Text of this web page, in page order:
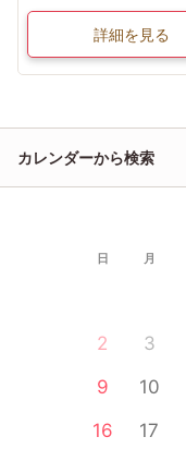
詳細を見る
カレンダーから検索
日 月
2
3
9
10
16
17